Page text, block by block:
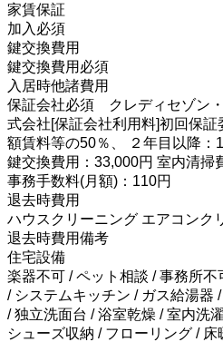
家賃保証
加入必須
鍵交換費用
鍵交換費用必須
入居時他諸費用
保証会社必須 クレディセゾン
式会社[保証会社利用料]初回保証
額賃料等の50％、 ２年目以
鍵交換費用：33,000円 室内清掃
事務手数料(月額)：110円
退去時費用
ハウスクリーニング エアコンク
退去時費用備考
住宅設備
楽器不可 / ペット相談 / 事務所
/ システムキッチン / ガス給湯器
/ 独立洗面台 / 浴室乾燥 / 室内洗
シューズ収納 / フローリング /